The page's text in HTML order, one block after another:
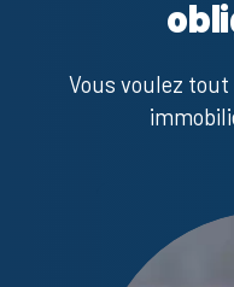
Vous voulez